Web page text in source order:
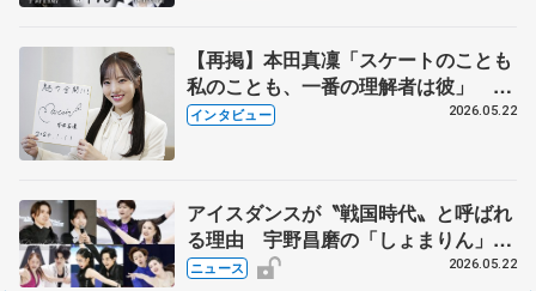
【再掲】本田真凜「スケートのことも
私のことも、一番の理解者は彼」 引
退時の単独インタビューで語った競技
インタビュー 2026.05.22
アイスダンスが〝戦国時代〟と呼ばれ
る理由 宇野昌磨の「しょまりん」ら
実力者が相次いで参戦 国内の競争激
ニュース 2026.05.22